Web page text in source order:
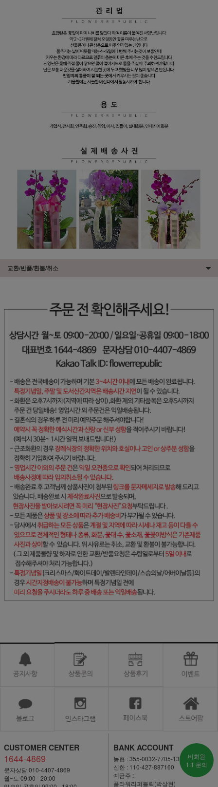
교환/반품/환불/취소
CUSTOMER CENTER
1644-4869
문자상담 010-4407-4869
월~토 09:00 - 20:00
BANK ACCOUNT
농협 : 355-0032-7705-13
신한 : 110-427-887160
예금주 :
플라워리퍼블릭(박상현)
비회원
1:1 문의